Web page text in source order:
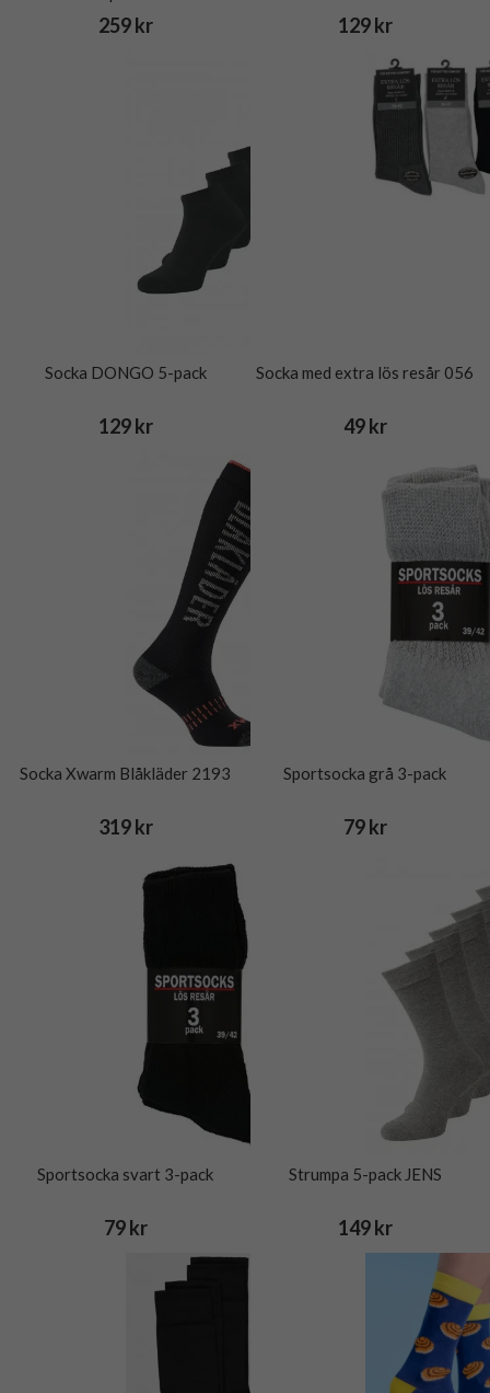
259 kr 129 kr
Socka DONGO 5-pack
129 kr
Socka med extra lös resår 056
49 kr
Socka Xwarm Blåkläder 2193
319 kr
Sportsocka grå 3-pack
79 kr
Sportsocka svart 3-pack
79 kr
Strumpa 5-pack JENS
149 kr